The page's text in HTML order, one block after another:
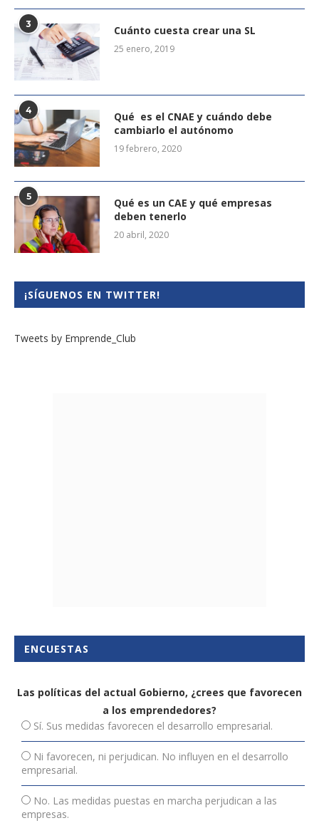
3 Cuánto cuesta crear una SL
25 enero, 2019
4
Qué es el CNAE y cuándo debe
cambiarlo el autónomo
19 febrero, 2020
5
Qué es un CAE y qué empresas
deben tenerlo
20 abril, 2020
¡SÍGUENOS EN TWITTER!
Tweets by Emprende_Club
ENCUESTAS
Las políticas del actual Gobierno, ¿crees que favorecen
a los emprendedores?
Sí. Sus medidas favorecen el desarrollo empresarial.
Ni favorecen, ni perjudican. No influyen en el desarrollo
empresarial.
No. Las medidas puestas en marcha perjudican a las
empresas.